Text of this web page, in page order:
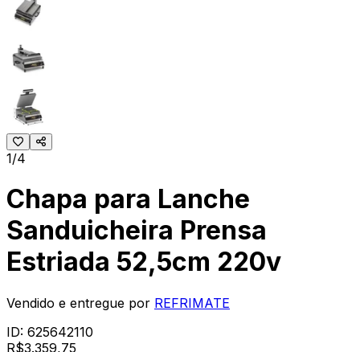
1/4
Chapa para Lanche
Sanduicheira Prensa
Estriada 52,5cm 220v
Vendido e entregue por REFRIMATE
ID: 625642110
R$3.359,75